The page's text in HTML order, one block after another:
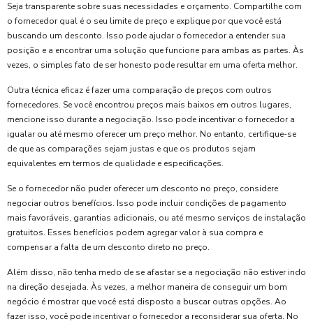
Seja transparente sobre suas necessidades e orçamento. Compartilhe com
o fornecedor qual é o seu limite de preço e explique por que você está
buscando um desconto. Isso pode ajudar o fornecedor a entender sua
posição e a encontrar uma solução que funcione para ambas as partes. Às
vezes, o simples fato de ser honesto pode resultar em uma oferta melhor.
Outra técnica eficaz é fazer uma comparação de preços com outros
fornecedores. Se você encontrou preços mais baixos em outros lugares,
mencione isso durante a negociação. Isso pode incentivar o fornecedor a
igualar ou até mesmo oferecer um preço melhor. No entanto, certifique-se
de que as comparações sejam justas e que os produtos sejam
equivalentes em termos de qualidade e especificações.
Se o fornecedor não puder oferecer um desconto no preço, considere
negociar outros benefícios. Isso pode incluir condições de pagamento
mais favoráveis, garantias adicionais, ou até mesmo serviços de instalação
gratuitos. Esses benefícios podem agregar valor à sua compra e
compensar a falta de um desconto direto no preço.
Além disso, não tenha medo de se afastar se a negociação não estiver indo
na direção desejada. Às vezes, a melhor maneira de conseguir um bom
negócio é mostrar que você está disposto a buscar outras opções. Ao
fazer isso, você pode incentivar o fornecedor a reconsiderar sua oferta. No